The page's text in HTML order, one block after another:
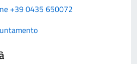
+39 0435 650072